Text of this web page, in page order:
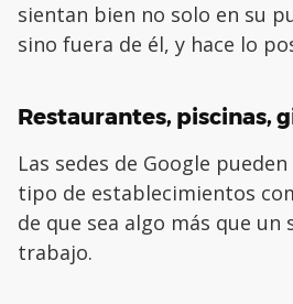
sientan bien no solo en su
sino fuera de él, y hace lo
Restaurantes, piscinas,
Las sedes de Google
tipo de establecimientos
de que sea algo más que un
trabajo.